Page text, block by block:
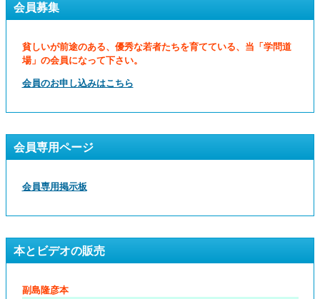
会員募集
貧しいが前途のある、優秀な若者たちを育てている、当「学問道
場」の会員になって下さい。
会員のお申し込みはこちら
会員専用ページ
会員専用掲示板
本とビデオの販売
副島隆彦本